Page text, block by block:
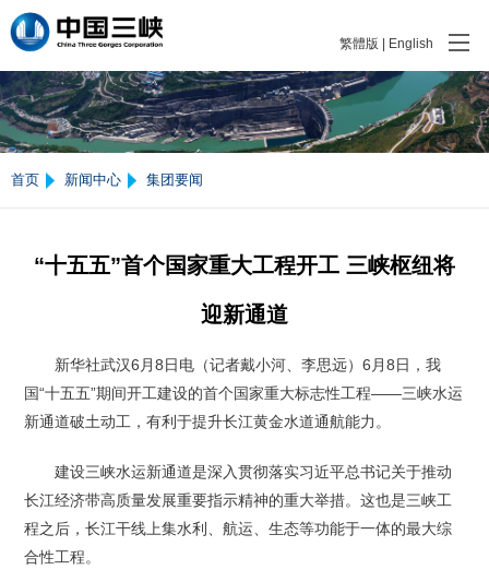
繁體版 English
首页 新闻中心 集团要闻
“十五五”首个国家重大工程开工 三峡枢纽将
迎新通道
新华社武汉6月8日电（记者戴小河、李思远）6月8日，我
国“十五五”期间开工建设的首个国家重大标志性工程——三峡水运
新通道破土动工，有利于提升长江黄金水道通航能力。
建设三峡水运新通道是深入贯彻落实习近平总书记关于推动
长江经济带高质量发展重要指示精神的重大举措。这也是三峡工
程之后，长江干线上集水利、航运、生态等功能于一体的最大综
合性工程。